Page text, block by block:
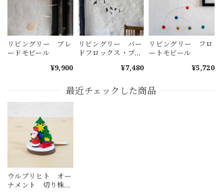
リビングリー ブレ
ードモビール
¥9,900
リビングリー バー
ドフロックス・ブラ
¥7,480
リビングリー フロ
ートモビール
¥5,720
最近チェックした商品
ウルブリヒト オー
ナメント 切り株と